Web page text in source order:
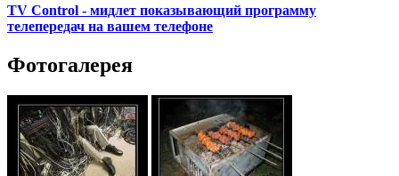
TV Control - мидлет показывающий программу
телепередач на вашем телефоне
Фотогалерея